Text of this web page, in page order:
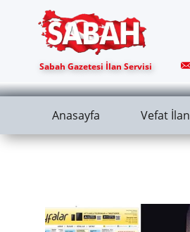
Sabah Gazetesi İlan Servisi
Anasayfa Vefat İlan